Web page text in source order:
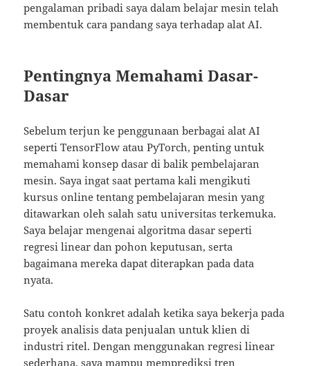
pengalaman pribadi saya dalam belajar mesin telah
membentuk cara pandang saya terhadap alat AI.
Pentingnya Memahami Dasar-
Dasar
Sebelum terjun ke penggunaan berbagai alat AI
seperti TensorFlow atau PyTorch, penting untuk
memahami konsep dasar di balik pembelajaran
mesin. Saya ingat saat pertama kali mengikuti
kursus online tentang pembelajaran mesin yang
ditawarkan oleh salah satu universitas terkemuka.
Saya belajar mengenai algoritma dasar seperti
regresi linear dan pohon keputusan, serta
bagaimana mereka dapat diterapkan pada data
nyata.
Satu contoh konkret adalah ketika saya bekerja pada
proyek analisis data penjualan untuk klien di
industri ritel. Dengan menggunakan regresi linear
sederhana, saya mampu memprediksi tren